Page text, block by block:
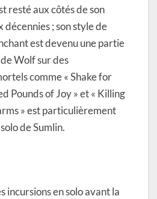
resté aux côtés de son
; son style de
est devenu une partie
Wolf sur des
comme « Shake for
Pounds of Joy » et « Killing
» est particulièrement
de Sumlin.
incursions en solo avant la